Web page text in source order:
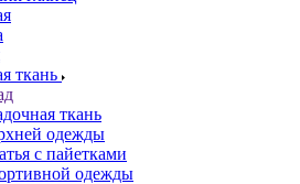
ткань
ткань
одежды
с пайетками
одежды